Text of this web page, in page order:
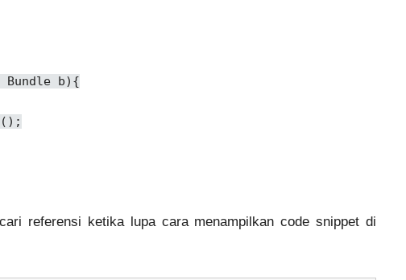
Bundle b){
referensi ketika lupa cara menampilkan code snippet di